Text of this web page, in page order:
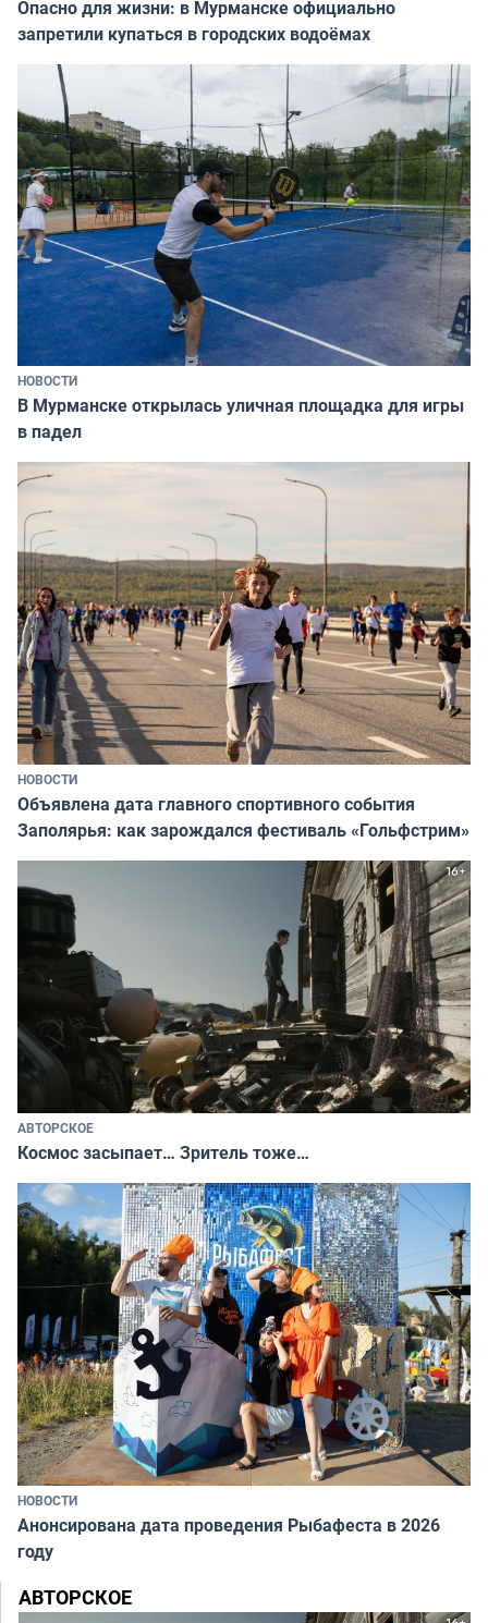
Опасно для жизни: в Мурманске официально
запретили купаться в городских водоёмах
НОВОСТИ
В Мурманске открылась уличная площадка для игры
в падел
НОВОСТИ
Объявлена дата главного спортивного события
Заполярья: как зарождался фестиваль «Гольфстрим»
АВТОРСКОЕ
Космос засыпает… Зритель тоже…
НОВОСТИ
Анонсирована дата проведения Рыбафеста в 2026
году
АВТОРСКОЕ